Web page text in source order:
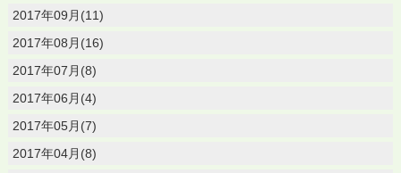
2017年09月(11)
2017年08月(16)
2017年07月(8)
2017年06月(4)
2017年05月(7)
2017年04月(8)